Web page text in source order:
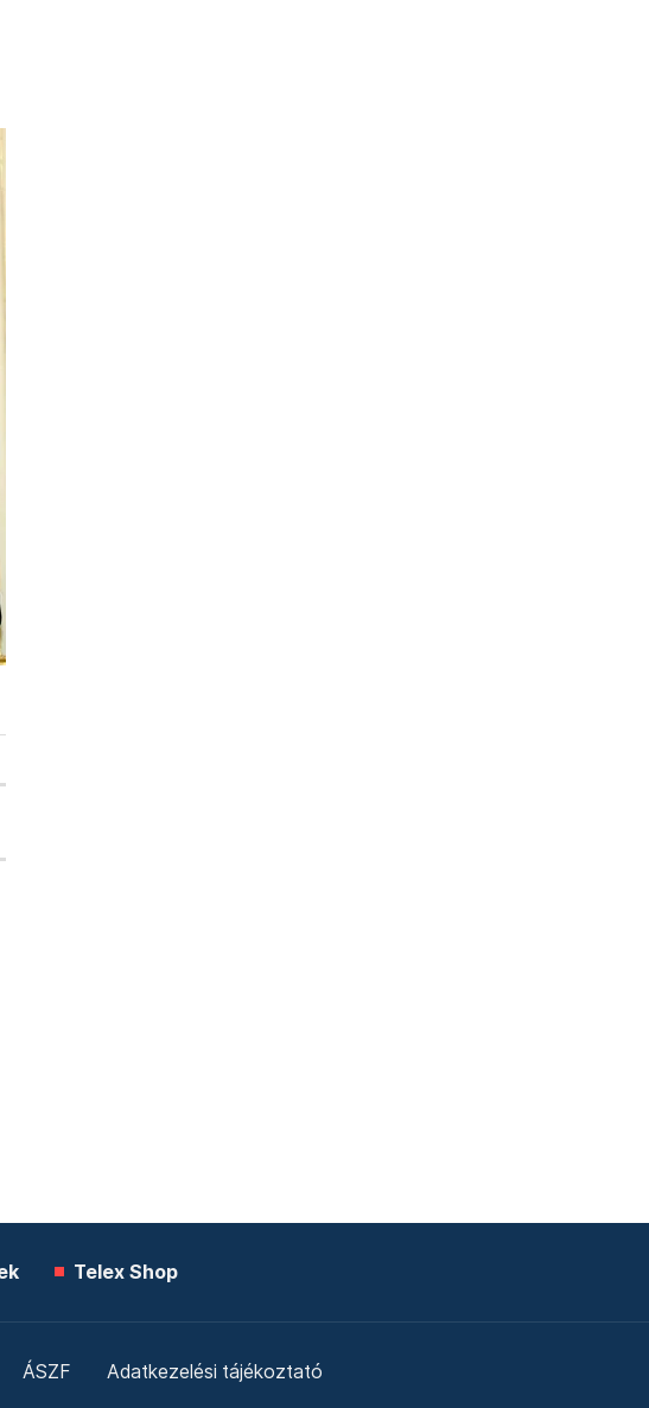
Telex Shop
ÁSZF Adatkezelési tájékoztató